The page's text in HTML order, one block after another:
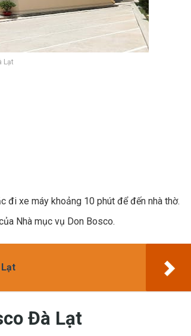
Lạt
đi xe máy khoảng 10 phút để đến nhà thờ.
Nhà mục vụ Don Bosco.
Đà Lạt